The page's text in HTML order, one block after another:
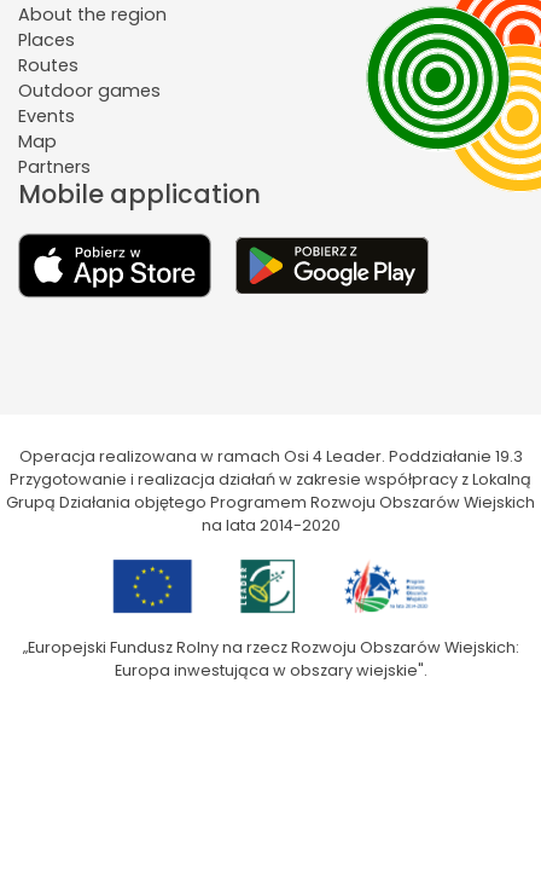
About the region
Places
Routes
Outdoor games
Events
Map
Partners
Mobile application
Operacja realizowana w ramach Osi 4 Leader. Poddziałanie 19.3
Przygotowanie i realizacja działań w zakresie współpracy z Lokalną
Grupą Działania objętego Programem Rozwoju Obszarów Wiejskich
na lata 2014-2020
„Europejski Fundusz Rolny na rzecz Rozwoju Obszarów Wiejskich:
Europa inwestująca w obszary wiejskie".